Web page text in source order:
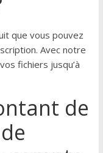
que vous pouvez
Avec notre
fichiers jusqu’à
de